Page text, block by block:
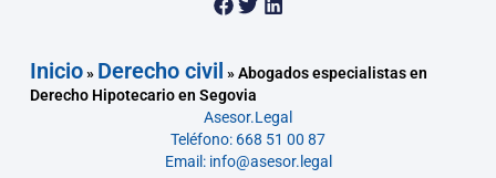
Inicio» Derecho civil »Abogados especialistas en
Derecho Hipotecario en Segovia
Asesor.Legal
Teléfono: 668 51 00 87
Email: info@asesor.legal